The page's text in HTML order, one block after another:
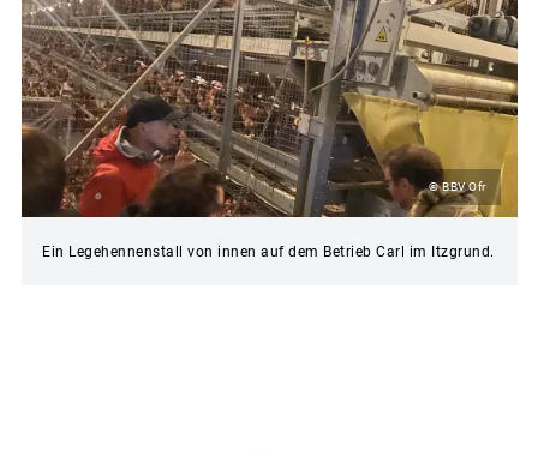
© BBV Ofr
Ein Legehennenstall von innen auf dem Betrieb Carl im Itzgrund.